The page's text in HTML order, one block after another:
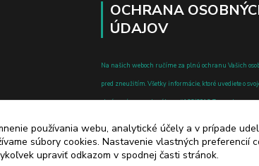
OCHRANA
ÚDAJOV
Na našich weboch ručíme za plnú ochranu Vašich
pred zneužitím. Všetky informácie, ktoré uvediete o
chránené v zmysle zákona č.122/2013 Z.z. o ochrane
používania webu, analytické účely a v prípade
súbory cookies. Nastavenie vlastných preferencií
upraviť odkazom v spodnej časti stránok.